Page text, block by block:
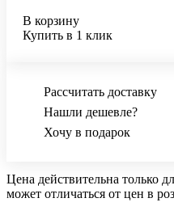
В корзину
Купить в 1 клик
Рассчитать доставку
Нашли дешевле?
Хочу в подарок
Цена действительна только
может отличаться от цен в